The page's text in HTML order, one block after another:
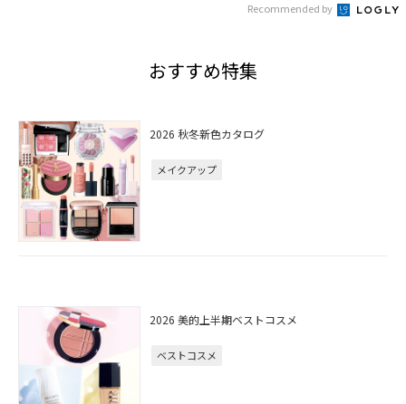
Recommended by
おすすめ特集
2026 秋冬新色カタログ
メイクアップ
2026 美的上半期ベストコスメ
ベストコスメ